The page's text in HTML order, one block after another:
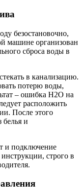
безостановочно,
машине организован
сброса воды в
в канализацию.
потерю воды,
– ошибка H2O на
расположить
После этого
белья и
и подключение
строго в